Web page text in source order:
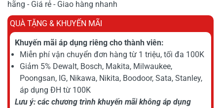
hãng - Giá rẻ - Giao hàng nhanh
QUÀ TẶNG & KHUYẾN MÃI
Khuyến mãi áp dụng riêng cho thành viên:
Miễn phí vận chuyển đơn hàng từ 1 triệu, tối đa 100K
Giảm 5% Dewalt, Bosch, Makita, Milwaukee,
Poongsan, IG, Nikawa, Nikita, Boodoor, Sata, Stanley,
áp dụng ĐH từ 100K
Lưu ý: các chương trình khuyến mãi không áp dụng